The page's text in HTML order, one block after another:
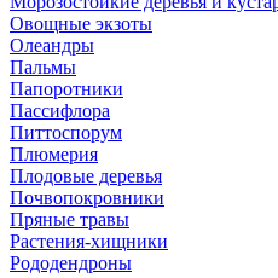
Овощные экзоты
Олеандры
Пальмы
Папоротники
Пассифлора
Питтоспорум
Плюмерия
Плодовые деревья
Почвопокровники
Пряные травы
Растения-хищники
Рододендроны